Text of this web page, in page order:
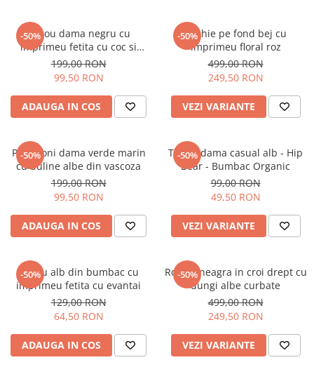
-50%
Tricou dama negru cu
imprimeu fetita cu coc si
ochelari albastrii
199,00 RON
99,50 RON
ADAUGA IN COS
-50%
Rochie pe fond bej cu
imprimeu floral roz
499,00 RON
249,50 RON
VEZI VARIANTE
-50%
Pantaloni dama verde marin
cu buline albe din vascoza
199,00 RON
99,50 RON
ADAUGA IN COS
-50%
Tricou dama casual alb - Hip
Bear - Bumbac Organic
99,00 RON
49,50 RON
VEZI VARIANTE
-50%
Tricou alb din bumbac cu
imprimeu fetita cu evantai
129,00 RON
64,50 RON
ADAUGA IN COS
-50%
Rochie neagra in croi drept cu
dungi albe curbate
499,00 RON
249,50 RON
VEZI VARIANTE